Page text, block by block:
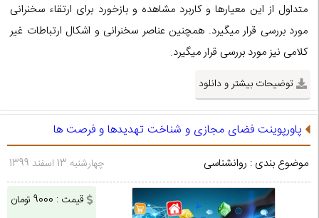
متداول از این معیارها و کاربرد مشاهده و بازخورد برای ارتقاء سخنرانی
مورد بررسی قرار میگیرد. همچنین عناصر سخنرانی و اشکال ارتباطات غیر
کلامی نیز مورد بررسی قرار میگیرد.
توضیحات بیشتر و دانلود
پاورپوینت فضای مجازی و شناخت تهدیدها و فرصت ها
موضوع بندی : روانشناسی چهارشنبه 13 اسفند 1399
قیمت : 9000 تومان